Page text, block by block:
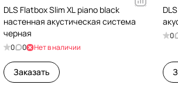
DLS Flatbox Slim XL piano black
настенная акустическая система
черная
0 0 Нет в наличии
Заказать
0